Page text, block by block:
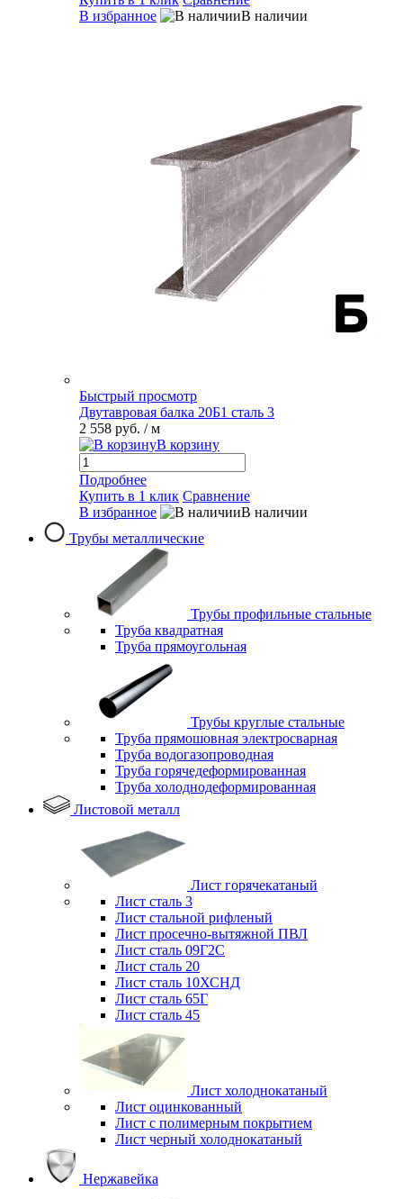
В избранное
В наличии
Быстрый просмотр
Двутавровая балка 20Б1 сталь 3
2 558 руб. / м
В корзину
Подробнее
Купить в 1 клик Сравнение
В избранное
В наличии
Трубы металлические
Трубы профильные стальные
Труба квадратная
Труба прямоугольная
Трубы круглые стальные
Труба прямошовная электросварная
Труба водогазопроводная
Труба горячедеформированная
Труба холоднодеформированная
Листовой металл
Лист горячекатаный
Лист сталь 3
Лист стальной рифленый
Лист просечно-вытяжной ПВЛ
Лист сталь 09Г2С
Лист сталь 20
Лист сталь 10ХСНД
Лист сталь 65Г
Лист сталь 45
Лист холоднокатаный
Лист оцинкованный
Лист с полимерным покрытием
Лист черный холоднокатаный
Нержавейка